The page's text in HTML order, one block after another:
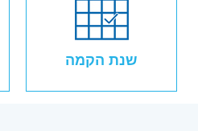
שנת הקמה